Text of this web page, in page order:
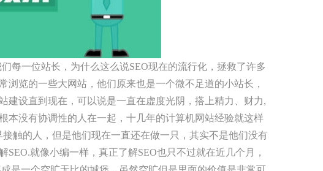
每一位站长，为什么这么说SEO现在的流行化，拯救了许多
览的一些大网站，他们原来也是一个微不足道的小站长，
建设直到现在，可以说是一直在虚度光阴，搭上精力、财力,
本没有协调性的人在一起，十几年的计算机网站经验就这样
触的人，但是他们现在一直还在做一只，其实不是他们没有
就像小编一样，真正了解SEO也只不过就在近几个月，